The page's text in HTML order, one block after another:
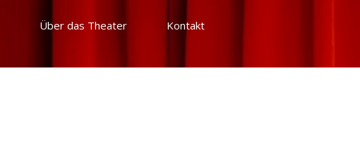
Über das Theater Kontakt